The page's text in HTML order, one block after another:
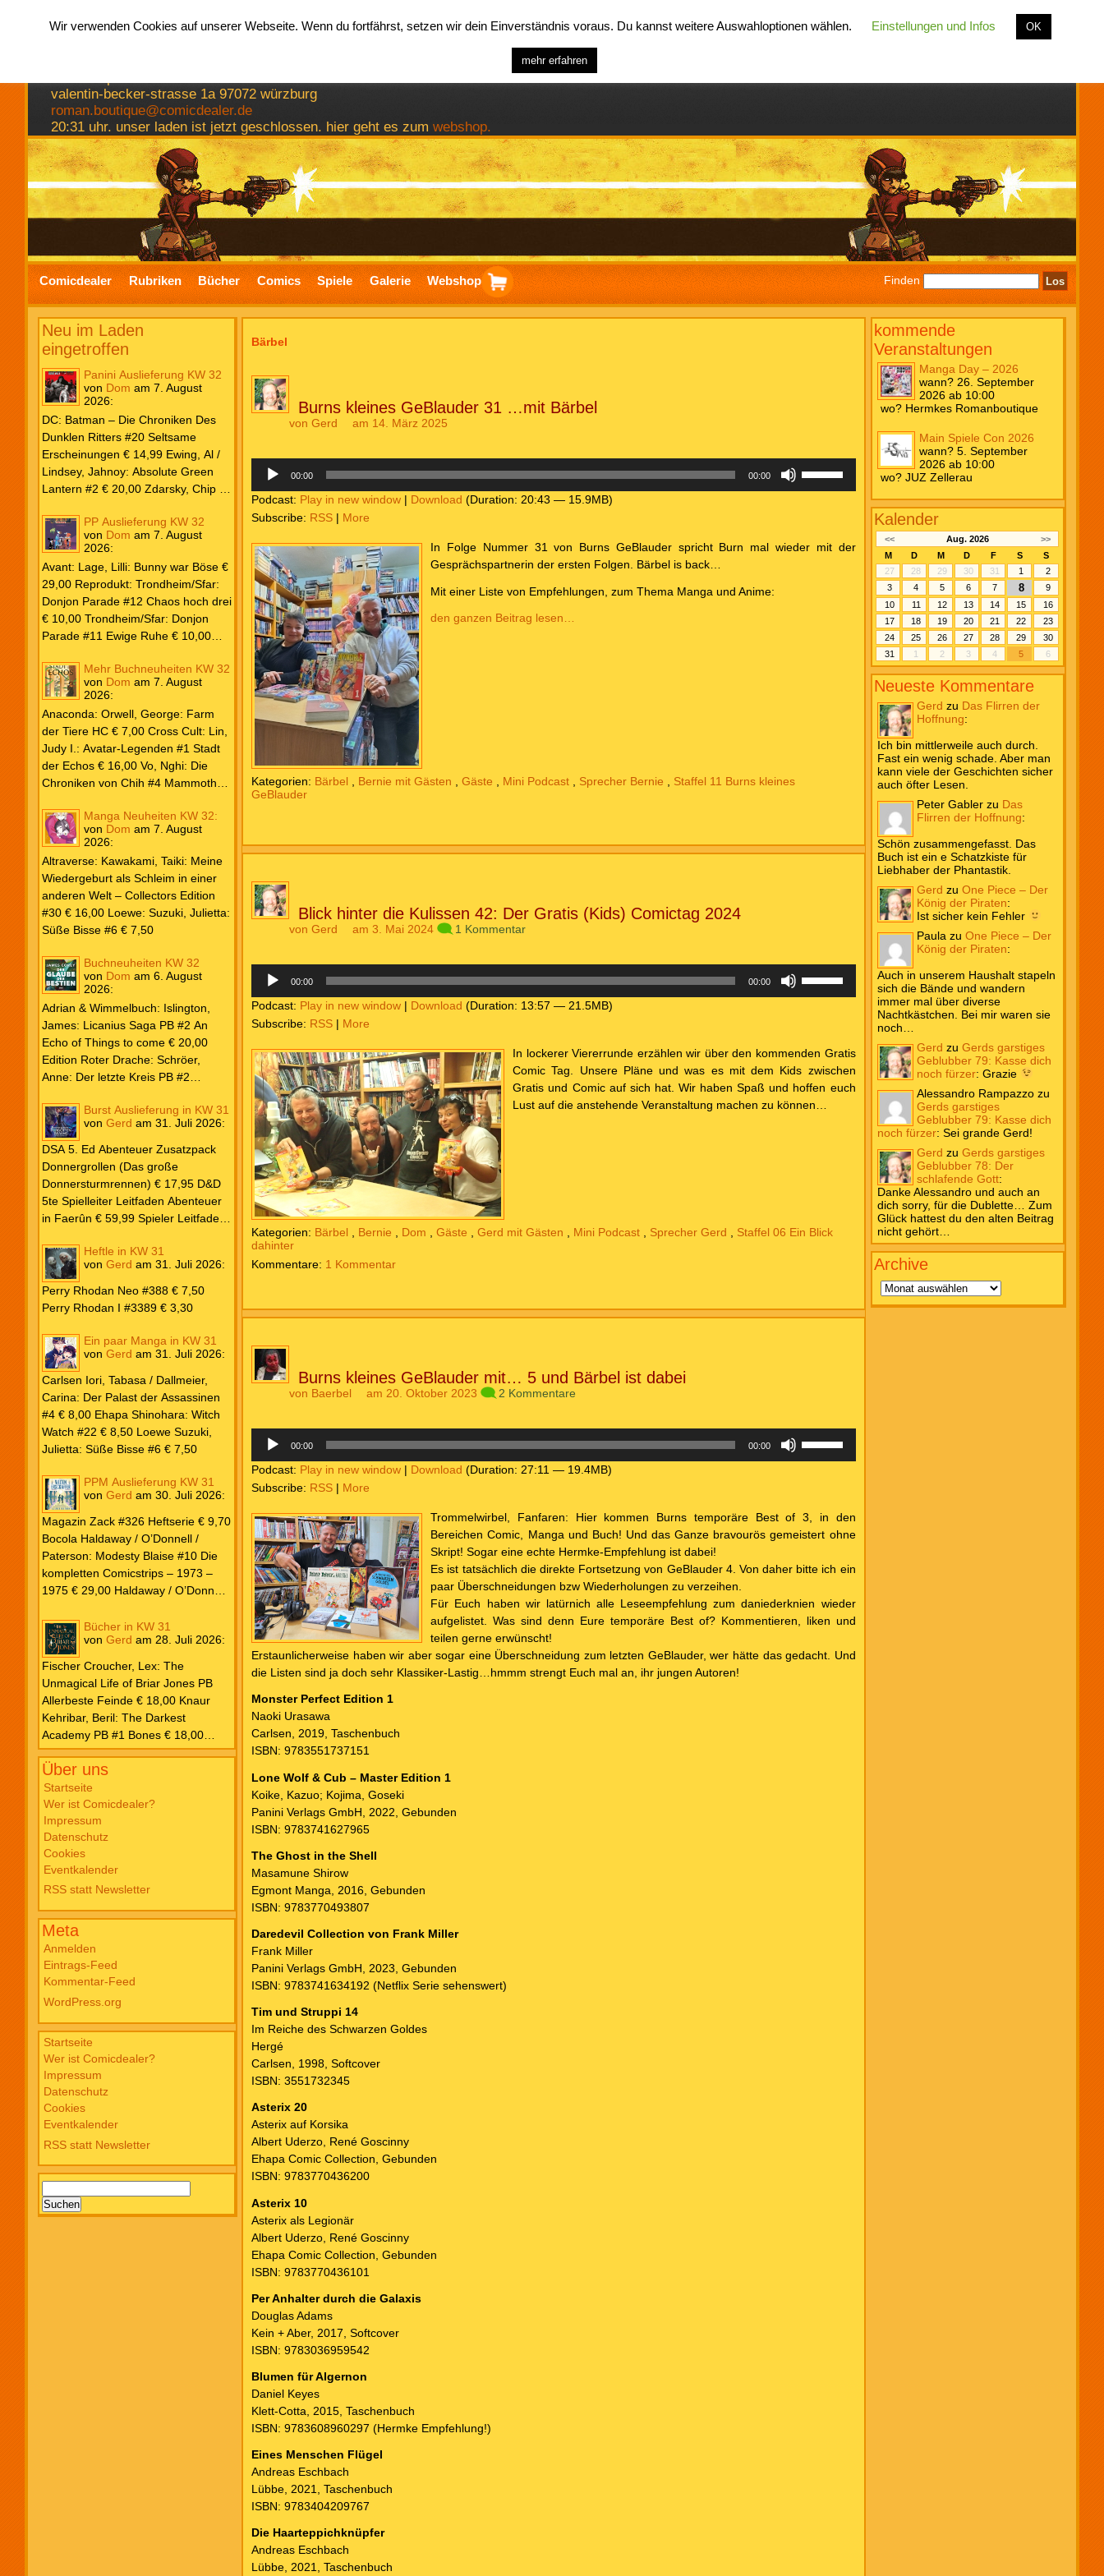
valentin-becker-strasse 1a 97072 würzburg
roman.boutique@comicdealer.de
20:31 uhr. unser laden ist jetzt geschlossen. hier geht es zum webshop.
Comicdealer Rubriken Bücher Comics Spiele Galerie Webshop Finden
Neu im Laden
eingetroffen
Panini Auslieferung KW 32
von Dom am 7. August
2026:
DC: Batman – Die Chroniken Des
Dunklen Ritters #20 Seltsame
Erscheinungen € 14,99 Ewing, Al /
Lindsey, Jahnoy: Absolute Green
Lantern #2 € 20,00 Zdarsky, Chip /
Paperback #4 € 35,00 Watters, Dan;
Soy, Dexter: Nightwing 2024 #7 €
Rafa: Absolute Superman #5 € 9,99
Marvel: Marvel Origins Collection
HC #74 Daredevil 7 € 14,99 Ewing,
Al / Gomez, Carlos: Venom (2025)
#3 € 20,00 Andrews, Kaare /
Guggenheim, Marc: Spider-Man &
Wolverine #3 € 9,99 North, Ryan /
Carratu, Vincenzo: Hulk macht alles
kaputt! € 16,00 Ewing, Al / Walker,
Kevin / Various: Marvel – Schwarz
Weiß & Blut #8 … und Gedärme €
26,00 Buscema, Sal / Dematteis, J.
M.: Spektakuläre Spider-Man – Die
#31 € 5,99 Spider-Man 2025 #9
Angriff der Aliens € 7,99
PP Auslieferung KW 32
von Dom am 7. August
2026:
Avant: Lage, Lilli: Bunny war Böse €
29,00 Reprodukt: Trondheim/Sfar:
Donjon Parade #12 Chaos hoch drei
€ 10,00 Trondheim/Sfar: Donjon
Parade #11 Ewige Ruhe € 10,00
Neuedition € 35,00 Zauberstern
Comics: Ben’s Bande #4 Aug 2026
Mehr Buchneuheiten KW 32
von Dom am 7. August
2026:
Anaconda: Orwell, George: Farm
der Tiere HC € 7,00 Cross Cult: Lin,
Judy I.: Avatar-Legenden #1 Stadt
der Echos € 16,00 Vo, Nghi: Die
Chroniken von Chih #4 Mammoths
Drache: Schröer, Anne: Der letzte
Kreis PB #2 Erwachen € 18,00
Dragonblood Academy HC #2 …to
kill a Monster € 25,00 Heyne: Bähr,
Emily: Tainted Vows – Gods of New
Olympia PB € 17,00 Kim, Sophie:
Fate’s Thread-Reihe PB #2 Der Gott
und der Geist € 17,00 Vonnegut,
Kurt: Katzenwiege PB € 17,00
Corey, James: The Captive’s War
HC #2 Der Glaube der Bestien €
24,00 Piper: Yang, Neon: Die letzte
Tochter der Drachen PB € 18,00
Manga Neuheiten KW 32:
von Dom am 7. August
2026:
Altraverse: Kawakami, Taiki: Meine
Wiedergeburt als Schleim in einer
anderen Welt – Collectors Edition
#30 € 16,00 Loewe: Suzuki, Julietta:
Süße Bisse #6 € 7,50
Buchneuheiten KW 32
von Dom am 6. August
2026:
Adrian & Wimmelbuch: Islington,
James: Licanius Saga PB #2 An
Echo of Things to come € 20,00
Edition Roter Drache: Schröer,
Anne: Der letzte Kreis PB #2
Frank: Der Pandora-Zyklus PB #1
Die Reise nach Pandora € 16,00
Corey, James: The Captive’s War
HC #2 Der Glaube der Bestien €
24,00 Loewe: Suzuki, Julietta: Süße
Bisse #6 € 7,50
Burst Auslieferung in KW 31
von Gerd am 31. Juli 2026:
DSA 5. Ed Abenteuer Zusatzpack
Donnergrollen (Das große
Donnersturmrennen) € 17,95 D&D
5te Spielleiter Leitfaden Abenteuer
in Faerûn € 59,99 Spieler Leitfaden
Heftle in KW 31
von Gerd am 31. Juli 2026:
Perry Rhodan Neo #388 € 7,50
Perry Rhodan I #3389 € 3,30
Ein paar Manga in KW 31
von Gerd am 31. Juli 2026:
Carlsen Iori, Tabasa / Dallmeier,
Carina: Der Palast der Assassinen
#4 € 8,00 Ehapa Shinohara: Witch
Watch #22 € 8,50 Loewe Suzuki,
Julietta: Süße Bisse #6 € 7,50
PPM Auslieferung KW 31
von Gerd am 30. Juli 2026:
Magazin Zack #326 Heftserie € 9,70
Bocola Haldaway / O’Donnell /
Paterson: Modesty Blaise #10 Die
kompletten Comicstrips – 1973 –
1975 € 29,00 Haldaway / O’Donnell
kompletten Comicstrips – 1972 –
1973 € 29,00 Knesebeck Hendrix,
John: Die Weltenerschaffer Die
fantastische Freundschaft von C.S.
Lewis & J.R.R. Tolkien € 30,00
Weissblech Luba Wolfsschwanz #22
€ 4,90 Horror Schocker #81 € 4,90
Bücher in KW 31
von Gerd am 28. Juli 2026:
Fischer Croucher, Lex: The
Unmagical Life of Briar Jones PB
Allerbeste Feinde € 18,00 Knaur
Kehribar, Beril: The Darkest
Academy PB #1 Bones € 18,00
Lübbe Odette, Tessonja: Fair Isle
Trilogie PB #3 To Spark a Fae War €
18,00 Bramble Hardcover Priest: Lie
Huo Jiao Chou HC #1 Drowning
Sorrows in Raging Fire € 25,00
Carlsen Davon, Isla: Blackened
Blade PB #3 Of Blackened Blood €
18,00
Über uns
Startseite
Wer ist Comicdealer?
Impressum
Datenschutz
Cookies
Eventkalender
RSS statt Newsletter
Meta
Anmelden
Eintrags-Feed
Kommentar-Feed
WordPress.org
Startseite
Wer ist Comicdealer?
Impressum
Datenschutz
Cookies
Eventkalender
RSS statt Newsletter
nach:
Bärbel
Burns kleines GeBlauder 31 …mit Bärbel
vonGerd am 14. März 2025
Audio-
Player
00:00 00:00
Hoch/Runter
benutzen,
zu
Podcast: Play in new window | Download (Duration: 20:43 — 15.9MB)
Subscribe: RSS | More
In Folge Nummer 31 von Burns GeBlauder spricht Burn mal wieder mit der
Gesprächspartnerin der ersten Folgen. Bärbel is back…
Mit einer Liste von Empfehlungen, zum Thema Manga und Anime:
den ganzen Beitrag lesen…
Kategorien: Bärbel , Bernie mit Gästen ,Gäste , Mini Podcast , Sprecher Bernie , Staffel 11 Burns kleines
GeBlauder
Blick hinter die Kulissen 42: Der Gratis (Kids) Comictag 2024
vonGerd am 3. Mai 2024 1 Kommentar
Audio-
Player
00:00 00:00
Hoch/Runter
benutzen,
zu
Podcast: Play in new window | Download (Duration: 13:57 — 21.5MB)
Subscribe: RSS | More
In lockerer Viererrunde erzählen wir über den kommenden Gratis
Comic Tag. Unsere Pläne und was es mit dem Kids zwischen
Gratis und Comic auf sich hat. Wir haben Spaß und hoffen euch
Lust auf die anstehende Veranstaltung machen zu können…
Kategorien: Bärbel , Bernie , Dom ,Gäste ,Gerd mit Gästen , Mini Podcast , Sprecher Gerd , Staffel 06 Ein Blick
dahinter
1 Kommentar
Burns kleines GeBlauder mit… 5 und Bärbel ist dabei
von Baerbel am 20. Oktober 2023 2 Kommentare
Audio-
Player
00:00 00:00
Hoch/Runter
benutzen,
zu
regeln.
Podcast: Play in new window | Download (Duration: 27:11 — 19.4MB)
Subscribe: RSS | More
Trommelwirbel, Fanfaren: Hier kommen Burns temporäre Best of 3, in den
Bereichen Comic, Manga und Buch! Und das Ganze bravourös gemeistert ohne
Skript! Sogar eine echte Hermke-Empfehlung ist dabei!
Es ist tatsächlich die direkte Fortsetzung von GeBlauder 4. Von daher bitte ich ein
paar Überschneidungen bzw Wiederholungen zu verzeihen.
Für Euch haben wir latürnich alle Leseempfehlung zum daniederknien wieder
aufgelistet. Was sind denn Eure temporäre Best of? Kommentieren, liken und
teilen gerne erwünscht!
Erstaunlicherweise haben wir aber sogar eine Überschneidung zum letzten GeBlauder, wer hätte das gedacht. Und
die Listen sind ja doch sehr Klassiker-Lastig…hmmm strengt Euch mal an, ihr jungen Autoren!
Monster Perfect Edition 1
Naoki Urasawa
Carlsen, 2019, Taschenbuch
ISBN: 9783551737151
Lone Wolf & Cub – Master Edition 1
Koike, Kazuo; Kojima, Goseki
Panini Verlags GmbH, 2022, Gebunden
ISBN: 9783741627965
The Ghost in the Shell
Masamune Shirow
Egmont Manga, 2016, Gebunden
ISBN: 9783770493807
Daredevil Collection von Frank Miller
Frank Miller
Panini Verlags GmbH, 2023, Gebunden
ISBN: 9783741634192 (Netflix Serie sehenswert)
Tim und Struppi 14
Im Reiche des Schwarzen Goldes
Hergé
Carlsen, 1998, Softcover
ISBN: 3551732345
Asterix 20
Asterix auf Korsika
Albert Uderzo, René Goscinny
Ehapa Comic Collection, Gebunden
ISBN: 9783770436200
Asterix 10
Asterix als Legionär
Albert Uderzo, René Goscinny
Ehapa Comic Collection, Gebunden
ISBN: 9783770436101
Per Anhalter durch die Galaxis
Douglas Adams
Kein + Aber, 2017, Softcover
ISBN: 9783036959542
Blumen für Algernon
Daniel Keyes
Klett-Cotta, 2015, Taschenbuch
ISBN: 9783608960297 (Hermke Empfehlung!)
Eines Menschen Flügel
Andreas Eschbach
Lübbe, 2021, Taschenbuch
ISBN: 9783404209767
Die Haarteppichknüpfer
Andreas Eschbach
Lübbe, 2021, Taschenbuch
kommende
Veranstaltungen
Manga Day – 2026
wann? 26. September
2026 ab 10:00
wo? Hermkes Romanboutique
Main Spiele Con 2026
wann? 5. September
2026 ab 10:00
wo? JUZ Zellerau
Kalender
<< Aug. 2026
>>
M
D M D F S
S
27
28 29 30 31 1
2
3
4 5 6 7 8
9
10
11 12 13 14 15
16
17
18 19 20 21 22
23
24
25 26 27 28 29
30
31
1 2 3 4 5 6
Neueste Kommentare
Gerd zu Das Flirren der
Hoffnung:
Ich bin mittlerweile auch durch.
Fast ein wenig schade. Aber man
kann viele der Geschichten sicher
auch öfter Lesen.
Peter Gabler zu Das
Flirren der Hoffnung:
Schön zusammengefasst. Das
Buch ist ein e Schatzkiste für
Liebhaber der Phantastik.
Gerd zuOne Piece – Der
König der Piraten:
Ist sicher kein Fehler
Paula zuOne Piece – Der
König der Piraten:
Auch in unserem Haushalt stapeln
sich die Bände und wandern
immer mal über diverse
Nachtkästchen. Bei mir waren sie
noch…
Gerd zuGerds garstiges
Geblubber 79: Kasse dich
noch fürzer:Grazie
Alessandro Rampazzo zu
Gerds garstiges
Geblubber 79: Kasse dich
noch fürzer:Sei grande Gerd!
Gerd zuGerds garstiges
Geblubber 78: Der
schlafende Gott:
Danke Alessandro und auch an
dich sorry, für die Dublette… Zum
Glück hattest du den alten Beitrag
nicht gehört…
Archive
Wir verwenden Cookies auf unserer Webseite. Wenn du fortfährst, setzen wir dein Einverständnis voraus. Du kannst weitere Auswahloptionen wählen. Einstellungen und Infos OK
mehr erfahren